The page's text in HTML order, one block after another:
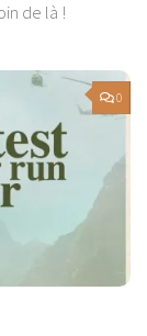
de là !
0